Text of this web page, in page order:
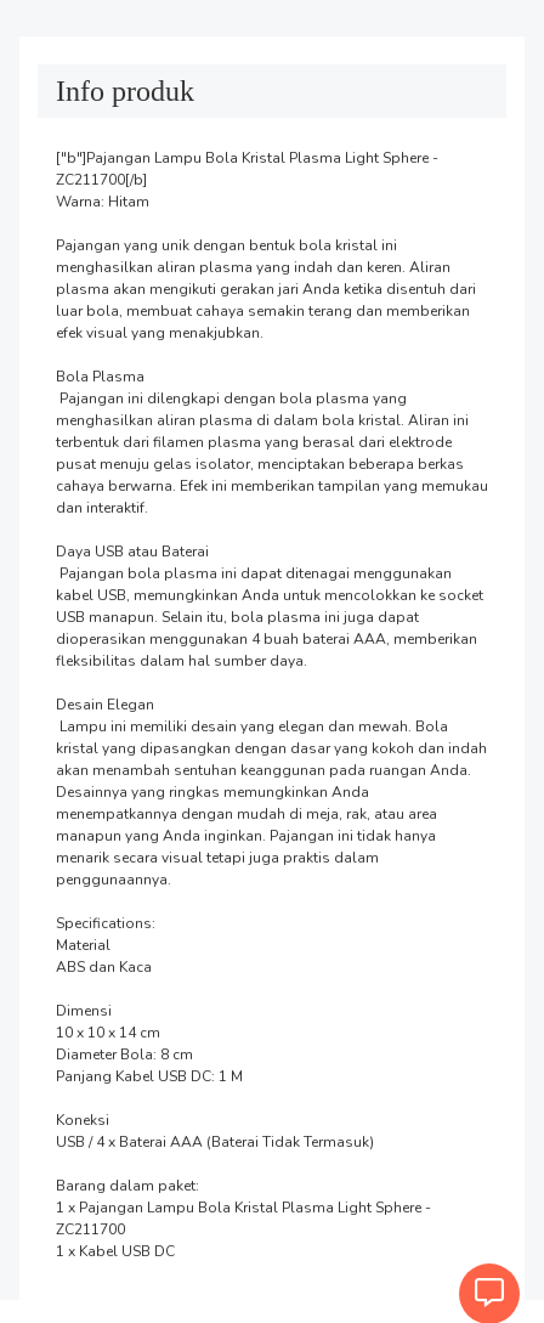
Info produk
["b"]Pajangan Lampu Bola Kristal Plasma Light Sphere -
ZC211700[/b]
Warna: Hitam
Pajangan yang unik dengan bentuk bola kristal ini
menghasilkan aliran plasma yang indah dan keren. Aliran
plasma akan mengikuti gerakan jari Anda ketika disentuh dari
luar bola, membuat cahaya semakin terang dan memberikan
efek visual yang menakjubkan.
Bola Plasma
menghasilkan aliran plasma di dalam bola kristal. Aliran ini
terbentuk dari filamen plasma yang berasal dari elektrode
pusat menuju gelas isolator, menciptakan beberapa berkas
cahaya berwarna. Efek ini memberikan tampilan yang memukau
dan interaktif.
Daya USB atau Baterai
kabel USB, memungkinkan Anda untuk mencolokkan ke socket
USB manapun. Selain itu, bola plasma ini juga dapat
dioperasikan menggunakan 4 buah baterai AAA, memberikan
fleksibilitas dalam hal sumber daya.
Desain Elegan
kristal yang dipasangkan dengan dasar yang kokoh dan indah
akan menambah sentuhan keanggunan pada ruangan Anda.
Desainnya yang ringkas memungkinkan Anda
menempatkannya dengan mudah di meja, rak, atau area
manapun yang Anda inginkan. Pajangan ini tidak hanya
menarik secara visual tetapi juga praktis dalam
penggunaannya.
Specifications:
Material
ABS dan Kaca
Dimensi
10 x 10 x 14 cm
Diameter Bola: 8 cm
Panjang Kabel USB DC: 1 M
Koneksi
USB / 4 x Baterai AAA (Baterai Tidak Termasuk)
Barang dalam paket:
1 x Pajangan Lampu Bola Kristal Plasma Light Sphere -
ZC211700
1 x Kabel USB DC